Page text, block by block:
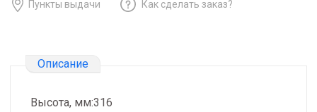
Пункты выдачи Как сделать заказ?
Описание
Высота, мм:316